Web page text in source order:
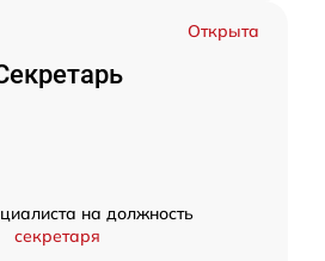
Открыта
на должность
секретаря